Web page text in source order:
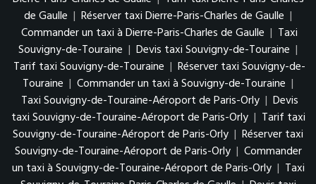
de Gaulle | Réserver taxi Dierre-Paris-Charles de Gaulle |
Commander un taxi à Dierre-Paris-Charles de Gaulle | Taxi
Souvigny-de-Touraine | Devis taxi Souvigny-de-Touraine |
Tarif taxi Souvigny-de-Touraine | Réserver taxi Souvigny-de-
Touraine | Commander un taxi à Souvigny-de-Touraine |
Taxi Souvigny-de-Touraine-Aéroport de Paris-Orly | Devis
taxi Souvigny-de-Touraine-Aéroport de Paris-Orly | Tarif taxi
Souvigny-de-Touraine-Aéroport de Paris-Orly | Réserver taxi
Souvigny-de-Touraine-Aéroport de Paris-Orly | Commander
un taxi à Souvigny-de-Touraine-Aéroport de Paris-Orly | Taxi